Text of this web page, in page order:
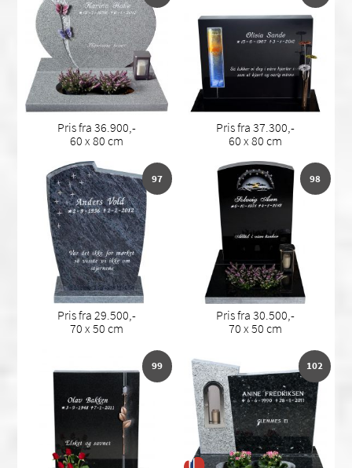
Pris fra 36.900,-
60 x 80 cm
Pris fra 37.300,-
60 x 80 cm
97
Pris fra 29.500,-
70 x 50 cm
98
Pris fra 30.500,-
70 x 50 cm
99 102